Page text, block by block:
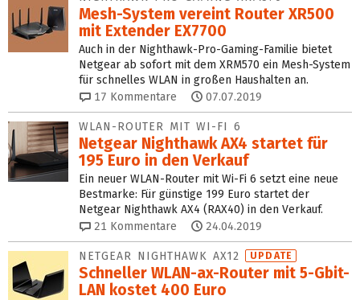
Mesh-System vereint Router XR500
mit Extender EX7700
Auch in der Nighthawk-Pro-Gaming-Familie bietet
Netgear ab sofort mit dem XRM570 ein Mesh-System
für schnelles WLAN in großen Haushalten an.
17 Kommentare 07.07.2019
WLAN-ROUTER MIT WI-FI 6
Netgear Nighthawk AX4 startet für
195 Euro in den Verkauf
Ein neuer WLAN-Router mit Wi-Fi 6 setzt eine neue
Bestmarke: Für günstige 199 Euro startet der
Netgear Nighthawk AX4 (RAX40) in den Verkauf.
21 Kommentare 24.04.2019
NETGEAR NIGHTHAWK AX12 UPDATE
Schneller WLAN-ax-Router mit 5-Gbit-
LAN kostet 400 Euro